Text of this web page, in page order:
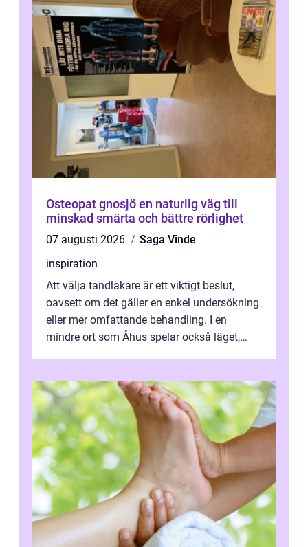
Osteopat gnosjö en naturlig väg till
minskad smärta och bättre rörlighet
07 augusti 2026
Saga Vinde
inspiration
Att välja tandläkare är ett viktigt beslut,
oavsett om det gäller en enkel undersökning
eller mer omfattande behandling. I en
mindre ort som Åhus spelar också läget,